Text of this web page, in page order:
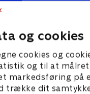
og cookies
cookies og
og til at
markedsføring på
trække dit